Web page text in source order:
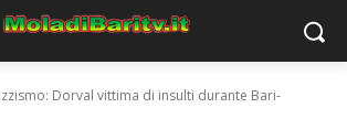
Dorval vittima di insulti durante Bari-